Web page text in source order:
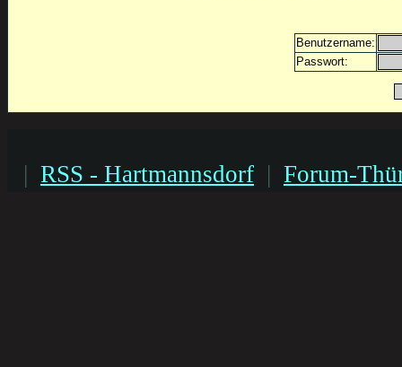
Benutzername:
Passwort:
| RSS - Hartmannsdorf | Forum-